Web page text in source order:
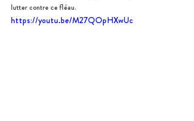
lutter contre ce fléau.
https://youtu.be/M27QOpHXwUc